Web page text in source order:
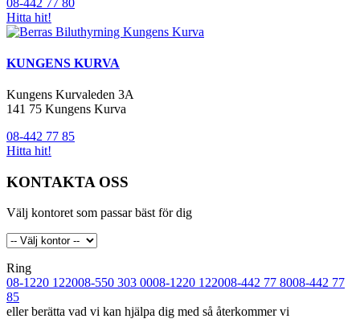
Hitta hit!
KUNGENS KURVA
Kungens Kurvaleden 3A
141 75 Kungens Kurva
08-442 77 85
Hitta hit!
KONTAKTA OSS
Välj kontoret som passar bäst för dig
Ring
08-1220 122008-550 303 0008-1220 122008-442 77 8008-442 77
85
eller berätta vad vi kan hjälpa dig med så återkommer vi